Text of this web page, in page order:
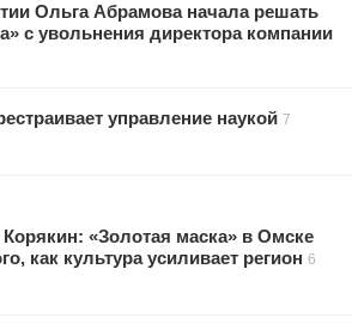
Ольга Абрамова начала решать
с увольнения директора компании
управление наукой 7
Корякин: «Золотая маска» в Омске
как культура усиливает регион 6